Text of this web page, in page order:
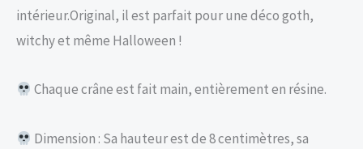
intérieur.Original, il est parfait pour une déco goth,
witchy et même Halloween !
Chaque crâne est fait main, entièrement en résine.
Dimension : Sa hauteur est de 8 centimètres, sa